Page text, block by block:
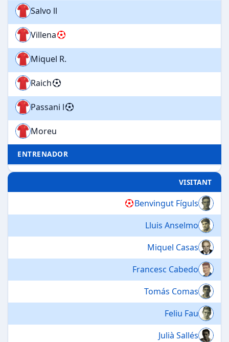
Salvo ll
Villena
Miquel R.
Raich
Passani l
Moreu
ENTRENADOR
VISITANT
Benvingut Fíguls
Lluis Anselmo
Miquel Casas
Francesc Cabedo
Tomás Comas
Feliu Fau
Julià Sallés